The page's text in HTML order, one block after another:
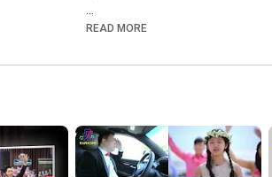
Sầu riêng năm nay làm đẹp giàu
Anh Tư nhà bên nhiều mảnh
Người dân quê tôi khắp nơi nơi rộn
Anh Hai nhà bên mừng tiền vô hết
Cô Năm làng trên nay cũng sắp
READ MORE